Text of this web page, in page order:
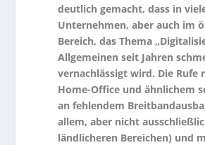
deutlich gemacht, dass in
Unternehmen, aber auch im
Bereich, das Thema
Allgemeinen seit Jahren
vernachlässigt wird. Die Rufe
Home-Office und ähnlichem
an fehlendem
allem, aber nicht
ländlicheren Bereichen) und